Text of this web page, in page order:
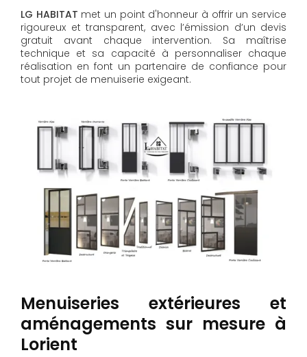
LG HABITAT met un point d'honneur à offrir un service
rigoureux et transparent, avec l’émission d’un devis
gratuit avant chaque intervention. Sa maîtrise
technique et sa capacité à personnaliser chaque
réalisation en font un partenaire de confiance pour
tout projet de menuiserie exigeant.
Menuiseries extérieures et
aménagements sur mesure à
Lorient